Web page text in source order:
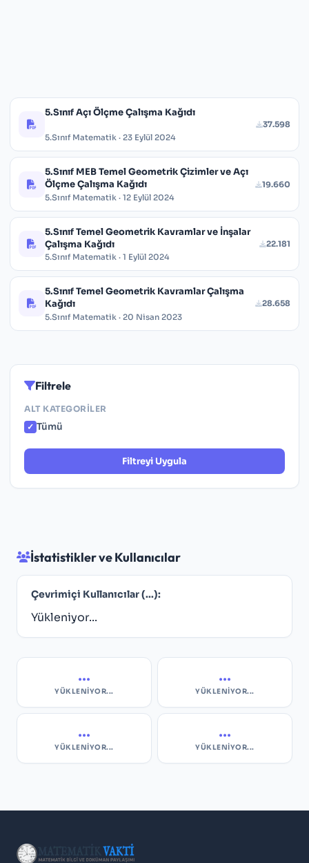
5.Sınıf Açı Ölçme Çalışma Kağıdı
5.Sınıf Matematik · 23 Eylül 2024
37.598
5.Sınıf MEB Temel Geometrik Çizimler ve Açı
Ölçme Çalışma Kağıdı
5.Sınıf Matematik · 12 Eylül 2024
19.660
5.Sınıf Temel Geometrik Kavramlar ve İnşalar
Çalışma Kağıdı
5.Sınıf Matematik · 1 Eylül 2024
22.181
5.Sınıf Temel Geometrik Kavramlar Çalışma
Kağıdı
5.Sınıf Matematik · 20 Nisan 2023
28.658
Filtrele
ALT KATEGORILER
Tümü
Filtreyi Uygula
İstatistikler ve Kullanıcılar
Çevrimiçi Kullanıcılar (...):
Yükleniyor...
...
YÜKLENIYOR...
...
YÜKLENIYOR...
...
YÜKLENIYOR...
...
YÜKLENIYOR...